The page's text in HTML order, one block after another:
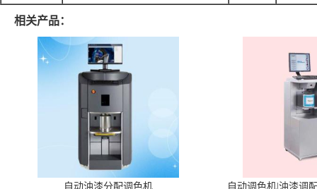
相关产品：
自动油漆分配调色机 自动调色机|油漆调